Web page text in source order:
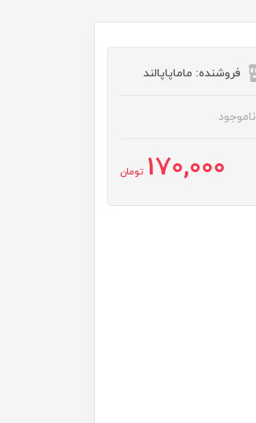
فروشنده: ماماپاپالند
ناموجود
170,000 تومان